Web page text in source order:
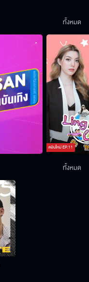
ตอนใหม่EP.11
ทั้งหมด
ทั้งหมด